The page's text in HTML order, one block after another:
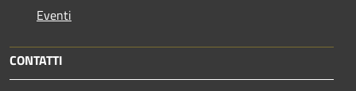
Eventi
CONTATTI